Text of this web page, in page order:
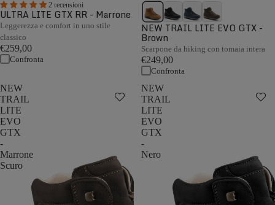
2 recensioni
ULTRA LITE GTX RR - Marrone
Leggerezza e comfort in uno stile
classico
€259,00
Confronta
NEW TRAIL LITE EVO GTX -
Brown
Scarpone da hiking con tomaia intera
€249,00
Confronta
NEW
TRAIL
LITE
EVO
GTX
-
Marrone
Scuro
NEW
TRAIL
LITE
EVO
GTX
-
Nero